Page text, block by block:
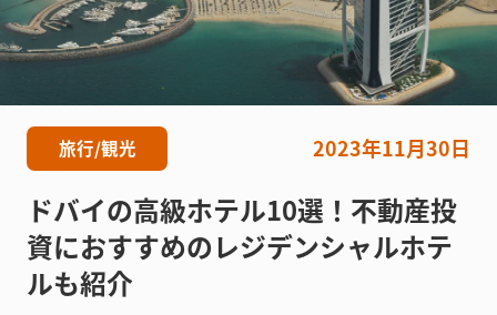
旅行/観光 2023年11月30日
ドバイの高級ホテル10選！不動産投
資におすすめのレジデンシャルホテ
ルも紹介